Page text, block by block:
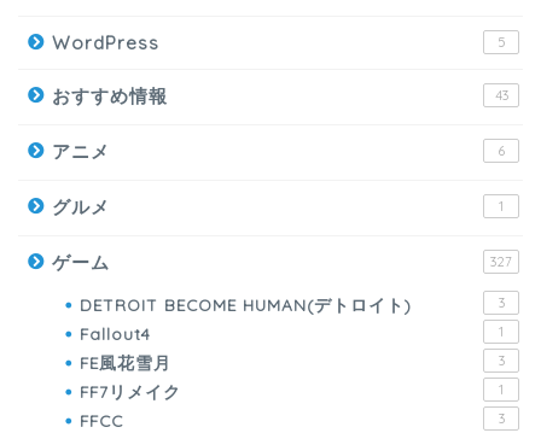
WordPress 5
おすすめ情報 43
アニメ 6
グルメ 1
ゲーム 327
DETROIT BECOME HUMAN(デトロイト) 3
Fallout4 1
FE風花雪月 3
FF7リメイク 1
FFCC 3